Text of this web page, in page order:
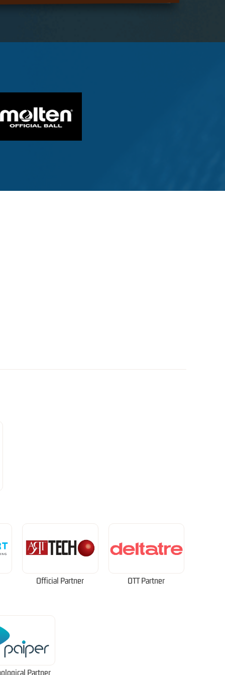
Official Partner OTT Partner
Partner